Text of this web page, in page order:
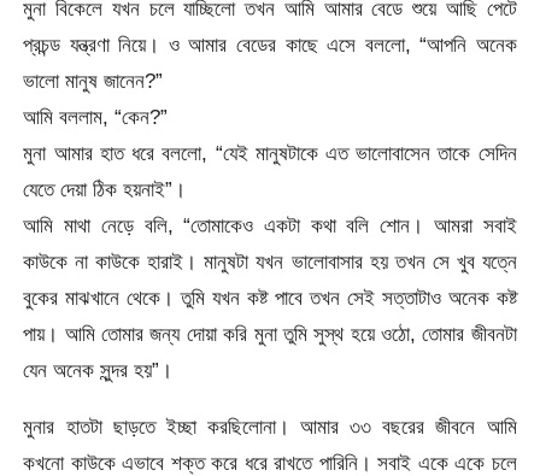
মুনা বিকেলে যখন চলে যাচ্ছিলো তখন আমি আমার বেডে শুয়ে আছি পেটে
প্রচন্ড যন্ত্রণা নিয়ে। ও আমার বেডের কাছে এসে বললো, “আপনি অনেক
ভালো মানুষ জানেন?”
আমি বললাম, “কেন?”
মুনা আমার হাত ধরে বললো, “যেই মানুষটাকে এত ভালোবাসেন তাকে সেদিন
যেতে দেয়া ঠিক হয়নাই”।
আমি মাথা নেড়ে বলি, “তোমাকেও একটা কথা বলি শোন। আমরা সবাই
কাউকে না কাউকে হারাই। মানুষটা যখন ভালোবাসার হয় তখন সে খুব যত্নে
বুকের মাঝখানে থেকে। তুমি যখন কষ্ট পাবে তখন সেই সত্তাটাও অনেক কষ্ট
পায়। আমি তোমার জন্য দোয়া করি মুনা তুমি সুস্থ হয়ে ওঠো, তোমার জীবনটা
যেন অনেক সুন্দর হয়”।
মুনার হাতটা ছাড়তে ইচ্ছা করছিলোনা। আমার ৩৩ বছরের জীবনে আমি
কখনো কাউকে এভাবে শক্ত করে ধরে রাখতে পারিনি। সবাই একে একে চলে